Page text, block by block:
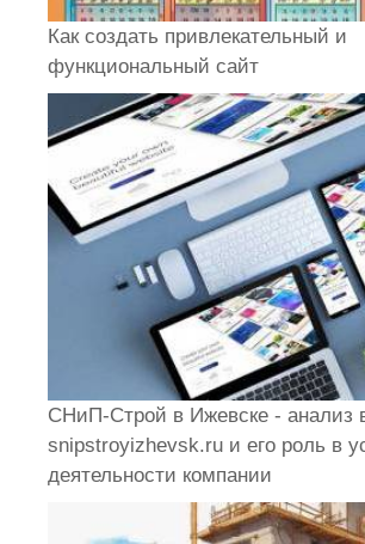
Как создать привлекательный и
функциональный сайт
СНиП-Строй в Ижевске - анализ
snipstroyizhevsk.ru и его роль в
деятельности компании